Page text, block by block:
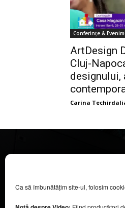
Ca să îmbunătățim site-ul, folosim
Conferințe &
ArtDesign
Cluj-
Carina
COOL MEDIA BROADCASTING
Toate drepturile rezervate.